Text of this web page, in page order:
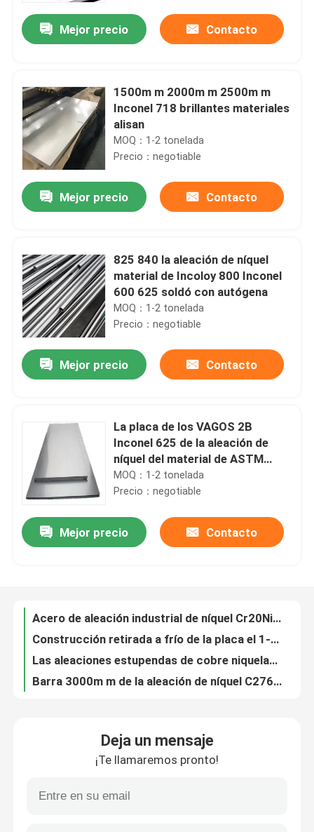
Hogar
Productos
Sobre nosotros
Éntrenos en contacto con
Material de Inconel 600
Material Inconel 625
Mejor precio Contacto
1500m m 2000m m 2500m m
Inconel 718 brillantes materiales
alisan
MOQ：1-2 tonelada
Precio：negotiable
Mejor precio Contacto
825 840 la aleación de níquel
material de Incoloy 800 Inconel
600 625 soldó con autógena
MOQ：1-2 tonelada
Precio：negotiable
Mejor precio Contacto
La placa de los VAGOS 2B
Inconel 625 de la aleación de
níquel del material de ASTM
Inconel 625 laminó
MOQ：1-2 tonelada
Precio：negotiable
Mejor precio Contacto
C22 C2000 B B2 B3 Hastelloy C276 alrededor de la barra 1mm-30m m
Barra de la aleación de níquel de AISI Monel 400 K500 Hastelloy B3 B2 C4 X G30 G35 C276
UNS N06625 Hastelloy C22 alrededor de la barra 600 Inconel 718 600 aleación de níquel de ASTM B575 C276 C4 Hastelloy X B B2 B3 C276 C22
hoja C22 C4 B2 B3 de Hastelloy C276 de la aleación de níquel de 0.1m m
Deja un mensaje
¡Te llamaremos pronto!